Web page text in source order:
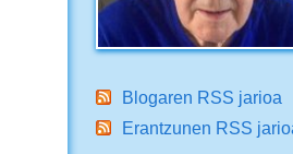
Blogaren RSS jarioa
Erantzunen RSS